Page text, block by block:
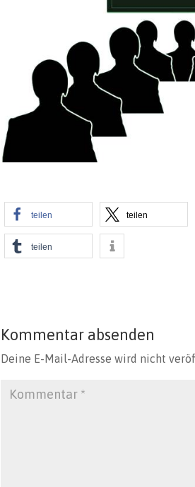
teilen teilen
teilen
Kommentar absenden
Deine E-Mail-Adresse wird nicht